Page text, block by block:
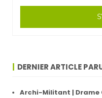
DERNIER ARTICLE
Archi-Militant | Drame